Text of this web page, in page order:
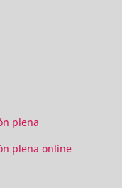
plena
plena online